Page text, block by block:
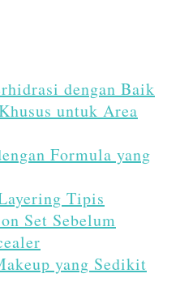
dengan Baik
untuk Area
Formula yang
Tipis
Set Sebelum
yang Sedikit